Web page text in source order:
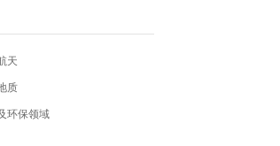
天
质
环保领域